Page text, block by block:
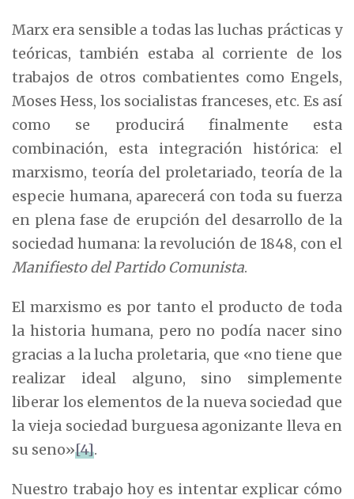
Marx era sensible a todas las luchas prácticas y
teóricas, también estaba al corriente de los
trabajos de otros combatientes como Engels,
Moses Hess, los socialistas franceses, etc. Es así
como se producirá finalmente esta
combinación, esta integración histórica: el
marxismo, teoría del proletariado, teoría de la
especie humana, aparecerá con toda su fuerza
en plena fase de erupción del desarrollo de la
sociedad humana: la revolución de 1848, con el
Manifiesto del Partido Comunista.
El marxismo es por tanto el producto de toda
la historia humana, pero no podía nacer sino
gracias a la lucha proletaria, que «no tiene que
realizar ideal alguno, sino simplemente
liberar los elementos de la nueva sociedad que
la vieja sociedad burguesa agonizante lleva en
su seno»[4].
Nuestro trabajo hoy es intentar explicar cómo